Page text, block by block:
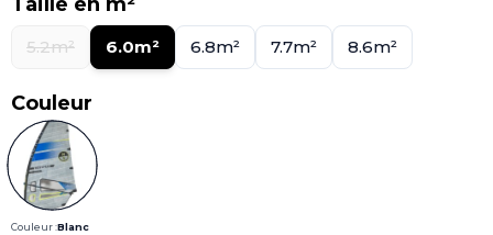
Taille en m²
5.2m² 6.0m² 6.8m² 7.7m² 8.6m²
Couleur
Couleur :Blanc